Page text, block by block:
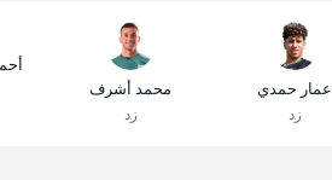
عمار حمدي
زد
محمد أشرف
زد